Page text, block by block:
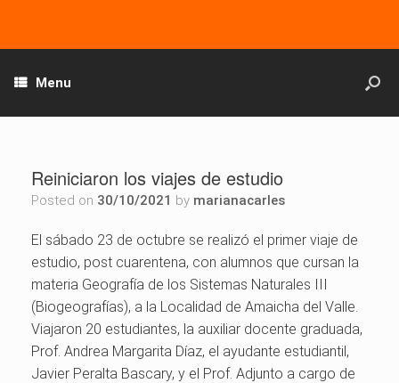
Menu
Reiniciaron los viajes de estudio
Posted on 30/10/2021 by marianacarles
El sábado 23 de octubre se realizó el primer viaje de
estudio, post cuarentena, con alumnos que cursan la
materia Geografía de los Sistemas Naturales III
(Biogeografías), a la Localidad de Amaicha del Valle.
Viajaron 20 estudiantes, la auxiliar docente graduada,
Prof. Andrea Margarita Díaz, el ayudante estudiantil,
Javier Peralta Bascary, y el Prof. Adjunto a cargo de